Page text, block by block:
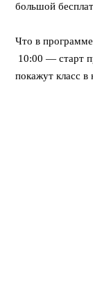
большой
Что в
10:00 — старт
покажут класс